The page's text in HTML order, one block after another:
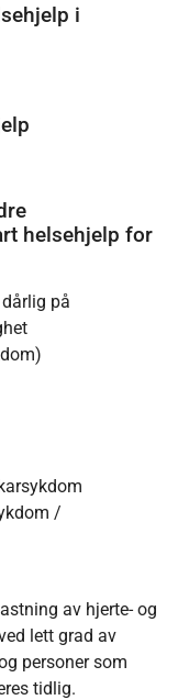
i
helsehjelp for
på
/
av hjerte- og
lett grad av
personer som
tidlig.